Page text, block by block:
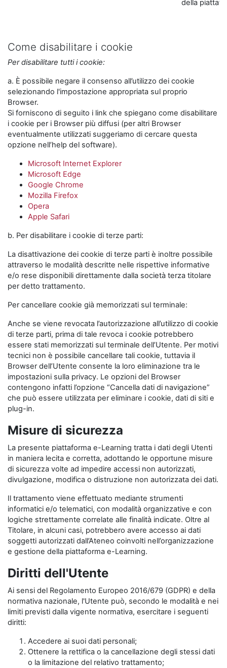
della
Come disabilitare i cookie
Per disabilitare tutti i cookie:
a. È possibile negare il consenso all’utilizzo dei cookie
selezionando l'impostazione appropriata sul proprio
Browser.
Si forniscono di seguito i link che spiegano come disabilitare
i cookie per i Browser più diffusi (per altri Browser
eventualmente utilizzati suggeriamo di cercare questa
opzione nell’help del software).
Microsoft Internet Explorer
Microsoft Edge
Google Chrome
Mozilla Firefox
Opera
Apple Safari
b. Per disabilitare i cookie di terze parti:
La disattivazione dei cookie di terze parti è inoltre possibile
attraverso le modalità descritte nelle rispettive informative
e/o rese disponibili direttamente dalla società terza titolare
per detto trattamento.
Per cancellare cookie già memorizzati sul terminale:
Anche se viene revocata l’autorizzazione all’utilizzo di cookie
di terze parti, prima di tale revoca i cookie potrebbero
essere stati memorizzati sul terminale dell’Utente. Per motivi
tecnici non è possibile cancellare tali cookie, tuttavia il
Browser dell’Utente consente la loro eliminazione tra le
impostazioni sulla privacy. Le opzioni del Browser
contengono infatti l’opzione “Cancella dati di navigazione”
che può essere utilizzata per eliminare i cookie, dati di siti e
plug-in.
Misure di sicurezza
La presente piattaforma e-Learning tratta i dati degli Utenti
in maniera lecita e corretta, adottando le opportune misure
di sicurezza volte ad impedire accessi non autorizzati,
divulgazione, modifica o distruzione non autorizzata dei dati.
Il trattamento viene effettuato mediante strumenti
informatici e/o telematici, con modalità organizzative e con
logiche strettamente correlate alle finalità indicate. Oltre al
Titolare, in alcuni casi, potrebbero avere accesso ai dati
soggetti autorizzati dall’Ateneo coinvolti nell’organizzazione
e gestione della piattaforma e-Learning.
Diritti dell'Utente
Ai sensi del Regolamento Europeo 2016/679 (GDPR) e della
normativa nazionale, l'Utente può, secondo le modalità e nei
limiti previsti dalla vigente normativa, esercitare i seguenti
diritti:
Accedere ai suoi dati personali;
Ottenere la rettifica o la cancellazione degli stessi dati
o la limitazione del relativo trattamento;